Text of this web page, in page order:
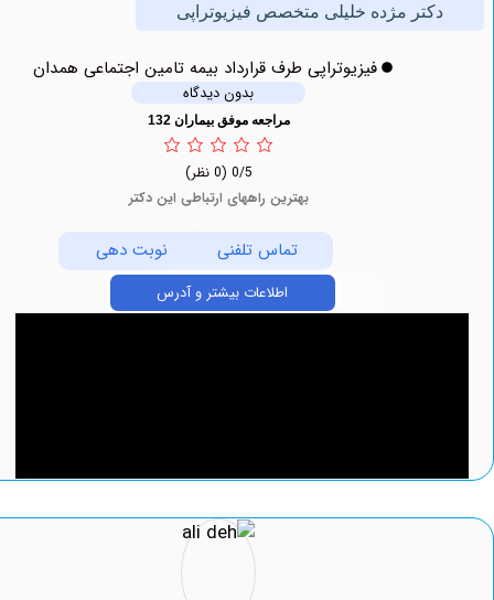
مژده خلیلی متخصص فیزیوتراپی
فیزیوتراپی طرف قرارداد بیمه تامین اجتماعی همدان
بدون دیدگاه
مراجعه موفق بیماران 132
بهترین راههای ارتباطی این دکتر
تماس تلفنی نوبت دهی
اطلاعات بیشتر و آدرس